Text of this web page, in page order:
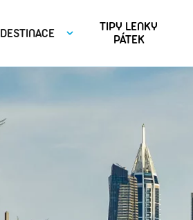
DESTINACE
TIPY LENKY
PÁTEK